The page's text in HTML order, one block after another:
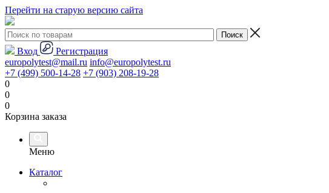
Перейти на старую версию сайта
Вход
Регистрация
europolytest@mail.ru info@europolytest.ru
+7 (499) 500-14-28 +7 (903) 208-19-28
0
0
0
Корзина заказа
Меню
Каталог